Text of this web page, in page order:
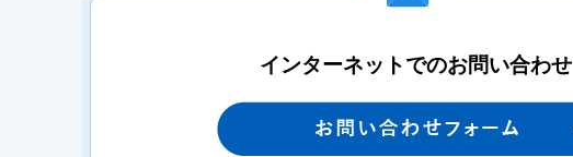
インターネットでのお問い合わせ